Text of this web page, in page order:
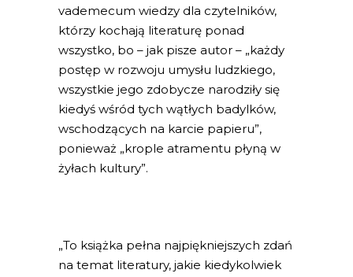
vademecum wiedzy dla czytelników,
którzy kochają literaturę ponad
wszystko, bo – jak pisze autor – „każdy
postęp w rozwoju umysłu ludzkiego,
wszystkie jego zdobycze narodziły się
kiedyś wśród tych wątłych badylków,
wschodzących na karcie papieru”,
ponieważ „krople atramentu płyną w
żyłach kultury”.
„To książka pełna najpiękniejszych zdań
na temat literatury, jakie kiedykolwiek